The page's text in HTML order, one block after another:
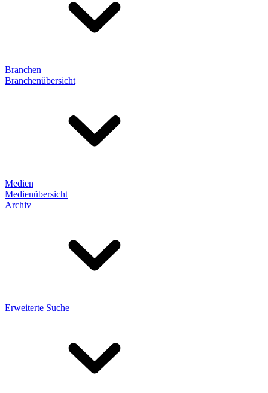
Branchen
Branchenübersicht
Medien
Medienübersicht
Archiv
Erweiterte Suche